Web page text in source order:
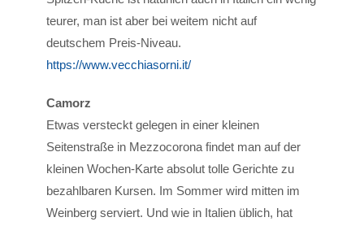
teurer, man ist aber bei weitem nicht auf
deutschem Preis-Niveau.
https://www.vecchiasorni.it/
Camorz
Etwas versteckt gelegen in einer kleinen
Seitenstraße in Mezzocorona findet man auf der
kleinen Wochen-Karte absolut tolle Gerichte zu
bezahlbaren Kursen. Im Sommer wird mitten im
Weinberg serviert. Und wie in Italien üblich, hat